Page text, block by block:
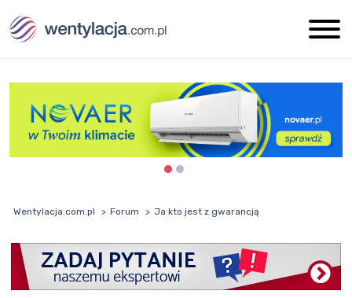
Wentylacja.com.pl Forum Ja kto jest z gwarancją